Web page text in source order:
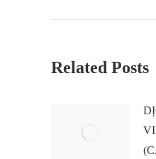
Related Posts